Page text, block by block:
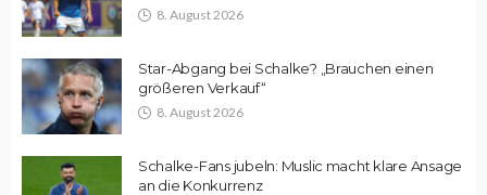
8. August 2026
Star-Abgang bei Schalke? „Brauchen einen
größeren Verkauf“
8. August 2026
Schalke-Fans jubeln: Muslic macht klare Ansage
an die Konkurrenz